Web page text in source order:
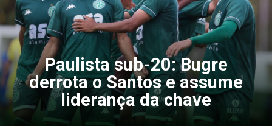
→ Categoria de Base → Paulista sub-20: Bugre derrota o Santos e
Paulista sub-20: Bugre
derrota o Santos e assume
liderança da chave